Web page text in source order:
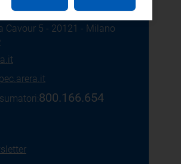
Cavour 5 - 20121 - Milano
800.166.654